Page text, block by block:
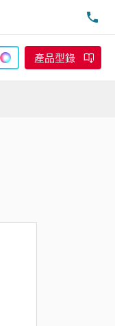
產品型錄